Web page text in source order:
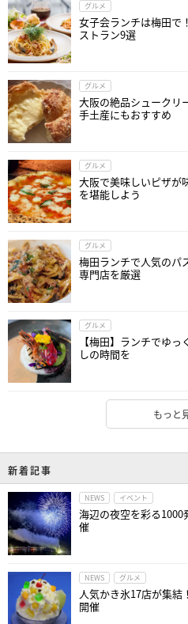
グルメ
女子会ランチは梅田で
ストラン9選
グルメ
大阪の絶品シュークリ
手土産にもおすすめ
グルメ
大阪で美味しいピザが
を堪能しよう
グルメ
梅田ランチで人気のパ
専門店を厳選
グルメ
【梅田】ランチでゆ
しの時間を
もっと
新着記事
NEWS イベント
海辺の夜空を彩る
催
NEWS グルメ
人気かき氷17店が集結
開催